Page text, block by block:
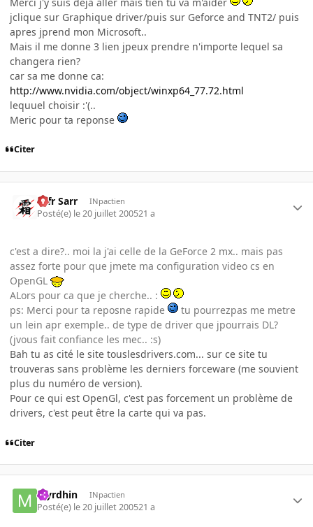
jclique sur Graphique driver/puis sur Geforce and TNT2/ puis
apres jprend mon Microsoft..
Mais il me donne 3 lien jpeux prendre n'importe lequel sa
changera rien?
car sa me donne ca:
http://www.nvidia.com/object/winxp64_77.72.html
lequuel choisir :'(..
Meric pour ta reponse
Citer
Ulfr Sarr INpactien
Posté(e) le 20 juillet 200521 a
c'est a dire?.. moi la j'ai celle de la GeForce 2 mx.. mais pas
assez forte pour que jmete ma configuration video cs en
OpenGL
ALors pour ca que je cherche.. :
ps: Merci pour ta reposne rapide
tu pourrezpas me metre
un lein apr exemple.. de type de driver que jpourrais DL?
(jvous fait confiance les mec.. :s)
Bah tu as cité le site touslesdrivers.com... sur ce site tu
trouveras sans problème les derniers forceware (me souvient
plus du numéro de version).
Pour ce qui est OpenGl, c'est pas forcement un problème de
drivers, c'est peut être la carte qui va pas.
Citer
Myrdhin INpactien
Posté(e) le 20 juillet 200521 a